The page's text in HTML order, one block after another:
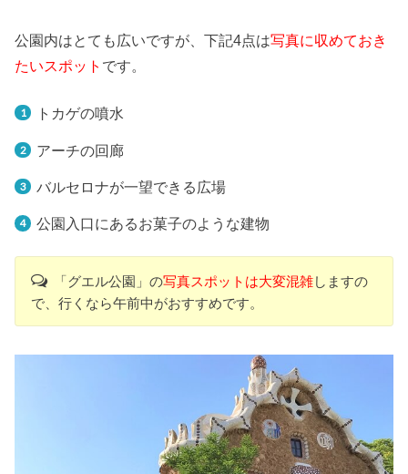
公園内はとても広いですが、下記4点は写真に収めておき
たいスポット です。
トカゲの噴水
アーチの回廊
バルセロナが一望できる広場
公園入口にあるお菓子のような建物
「グエル公園」の写真スポットは大変混雑しますの
で、行くなら午前中がおすすめです。